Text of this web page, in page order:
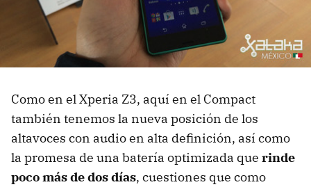
Como en el Xperia Z3, aquí en el Compact
también tenemos la nueva posición de los
altavoces con audio en alta definición, así como
la promesa de una batería optimizada que rinde
poco más de dos días, cuestiones que como